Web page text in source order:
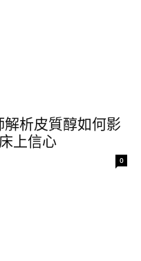
析皮質醇如何影
上信心
0